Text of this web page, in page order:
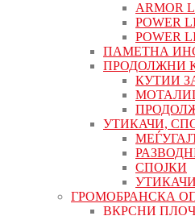
ARMOR
POWER
POWER
ПАМЕТНА
ПРОДОЛЖНИ
КУТИИ
УТИКАЧИ,
СПОЈКИ
УТИКАЧИ
ГРОМОБРАНСКА
ВКРСНИ